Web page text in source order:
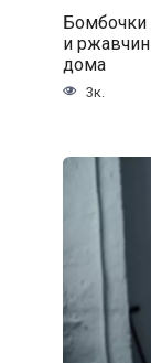
Бомбочки
и
дома
3к.